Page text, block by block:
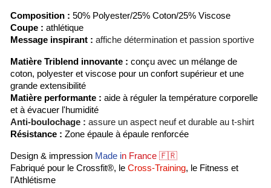
Composition : 50% Polyester/25% Coton/25% Viscose
Coupe : athlétique
Message inspirant : affiche détermination et passion sportive
Matière Triblend innovante : conçu avec un mélange de
coton, polyester et viscose pour un confort supérieur et une
grande extensibilité
Matière performante : aide à réguler la température corporelle
et à évacuer l'humidité
Anti-boulochage : assure un aspect neuf et durable au t-shirt
Résistance : Zone épaule à épaule renforcée
Design & impression Made in France 🇫🇷
Fabriqué pour le Crossfit®, le Cross-Training, le Fitness et
l'Athlétisme